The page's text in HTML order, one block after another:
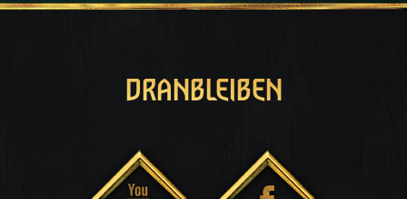
DRANBLEIBEN